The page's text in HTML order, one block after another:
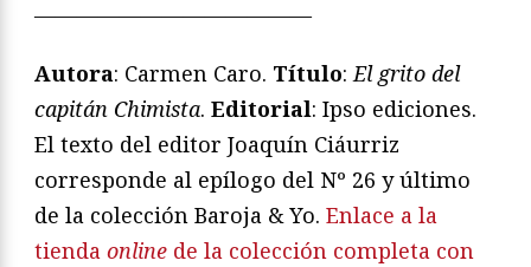
—————————————
Autora: Carmen Caro. Título:El grito del
capitán Chimista. Editorial: Ipso ediciones.
El texto del editor Joaquín Ciáurriz
corresponde al epílogo del Nº 26 y último
de la colección Baroja & Yo. Enlace a la
tienda online de la colección completa con